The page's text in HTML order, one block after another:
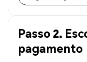
Passo 2.
pagamento